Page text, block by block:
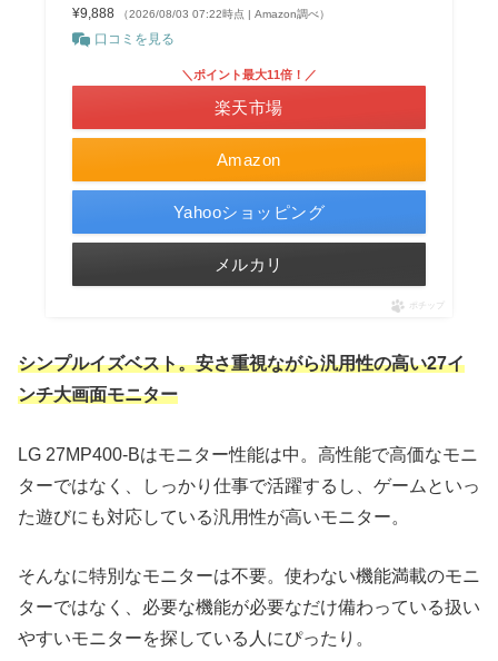
¥9,888
（2026/08/03 07:22時点 | Amazon調べ）
口コミを見る
Amazon
＼ポイント最大11倍！／
楽天市場
Yahooショッピング
メルカリ
ポチップ
シンプルイズベスト。安さ重視ながら汎用性の高い27イ
ンチ大画面モニター
LG 27MP400-Bはモニター性能は中。高性能で高価なモニ
ターではなく、しっかり仕事で活躍するし、ゲームといっ
た遊びにも対応している汎用性が高いモニター。
そんなに特別なモニターは不要。使わない機能満載のモニ
ターではなく、必要な機能が必要なだけ備わっている扱い
やすいモニターを探している人にぴったり。